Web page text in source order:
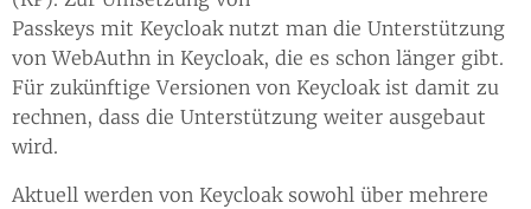
Passkeys mit Keycloak nutzt man die Unterstützung
von WebAuthn in Keycloak, die es schon länger gibt.
Für zukünftige Versionen von Keycloak ist damit zu
rechnen, dass die Unterstützung weiter ausgebaut
wird.
Aktuell werden von Keycloak sowohl über mehrere